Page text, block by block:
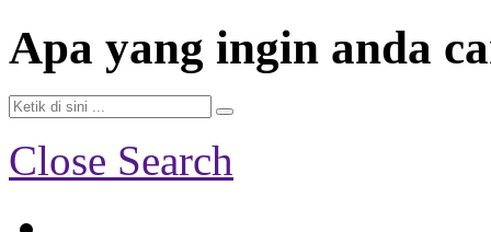
Apa yang ingin anda
Close Search